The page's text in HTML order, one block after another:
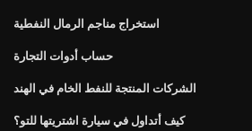
استخراج مناجم الرمال النفطية
حساب أدوات التجارة
الشركات المنتجة للنفط الخام في الهند
كيف أتداول في سيارة اشتريتها للتو؟